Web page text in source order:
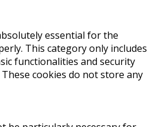
essential for the
This category only includes
functionalities and security
cookies do not store any